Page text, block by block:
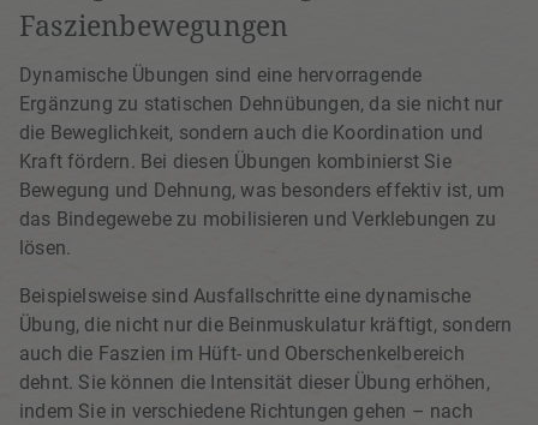
Faszienbewegungen
Dynamische Übungen sind eine hervorragende
Ergänzung zu statischen Dehnübungen, da sie nicht nur
die Beweglichkeit, sondern auch die Koordination und
Kraft fördern. Bei diesen Übungen kombinierst Sie
Bewegung und Dehnung, was besonders effektiv ist, um
das Bindegewebe zu mobilisieren und Verklebungen zu
lösen.
Beispielsweise sind Ausfallschritte eine dynamische
Übung, die nicht nur die Beinmuskulatur kräftigt, sondern
auch die Faszien im Hüft- und Oberschenkelbereich
dehnt. Sie können die Intensität dieser Übung erhöhen,
indem Sie in verschiedene Richtungen gehen – nach